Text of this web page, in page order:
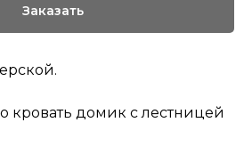
Заказать
кровать домик с лестницей